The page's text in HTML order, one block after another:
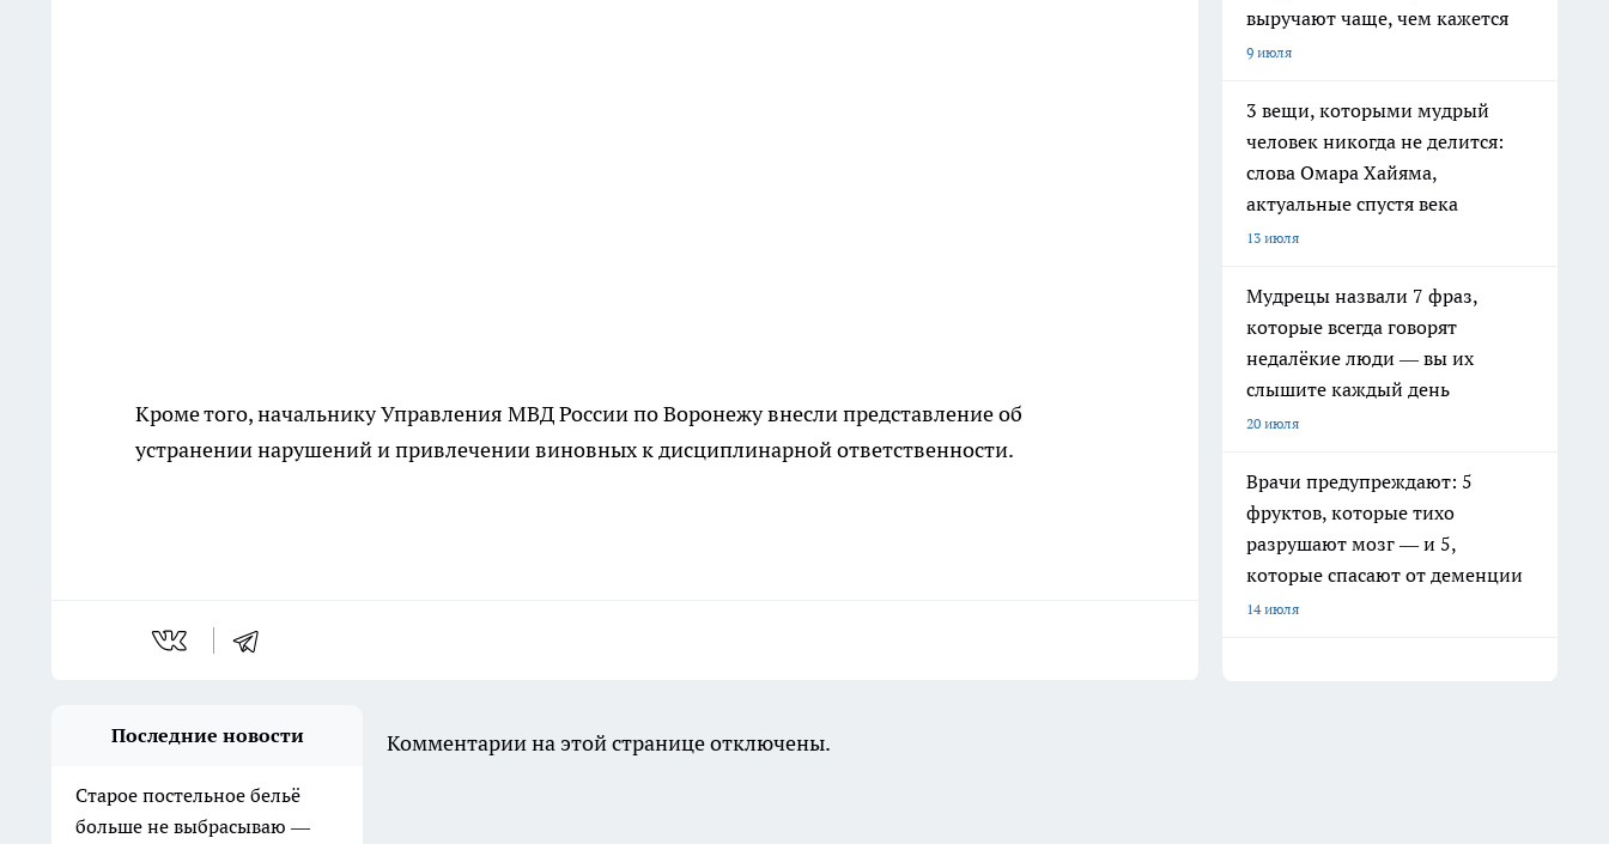
Кроме того, начальнику Управления МВД России по Воронежу внесли представление об
устранении нарушений и привлечении виновных к дисциплинарной ответственности.
выручают чаще, чем кажется
9 июля
3 вещи, которыми мудрый
человек никогда не делится:
слова Омара Хайяма,
актуальные спустя века
13 июля
Мудрецы назвали 7 фраз,
которые всегда говорят
недалёкие люди — вы их
слышите каждый день
20 июля
Врачи предупреждают: 5
фруктов, которые тихо
разрушают мозг — и 5,
которые спасают от деменции
14 июля
Последние новости
Старое постельное бельё
больше не выбрасываю —
Комментарии на этой странице отключены.